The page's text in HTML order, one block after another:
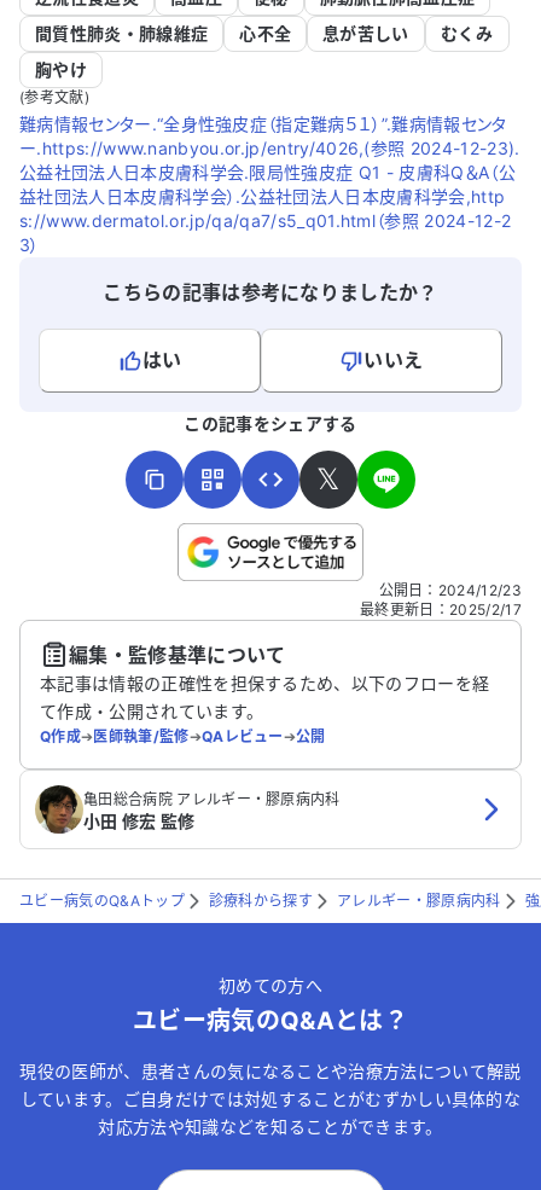
間質性肺炎・肺線維症
心不全 息が苦しい
むくみ
胸やけ
(参考文献)
難病情報センター.“全身性強皮症（指定難病５１）”.難病情報センタ
ー.https://www.nanbyou.or.jp/entry/4026,(参照 2024-12-23).
公益社団法人日本皮膚科学会.限局性強皮症 Q1 - 皮膚科Q＆A（公
益社団法人日本皮膚科学会）.公益社団法人日本皮膚科学会,http
s://www.dermatol.or.jp/qa/qa7/s5_q01.html（参照 2024-12-2
3）
こちらの記事は参考になりましたか？
はい
いいえ
こちらは送信専用のフォームです。氏名やご自身の病気の詳細な
送信する
この記事をシェアする
𝕏
公開日 ： 2024/12/23
最終更新日 ： 2025/2/17
編集・監修基準について
本記事は情報の正確性を担保するため、以下のフローを経
て作成・公開されています。
Q作成➔医師執筆/監修➔QAレビュー➔公開
亀田総合病院 アレルギー・膠原病内科
小田 修宏 監修
ユビー病気のQ&Aトップ 診療科から探す アレルギー・膠原病内科
初めての方へ
ユビー病気のQ&Aとは？
現役の医師が、患者さんの気になることや治療方法について解説
しています。ご自身だけでは対処することがむずかしい具体的な
対応方法や知識などを知ることができます。